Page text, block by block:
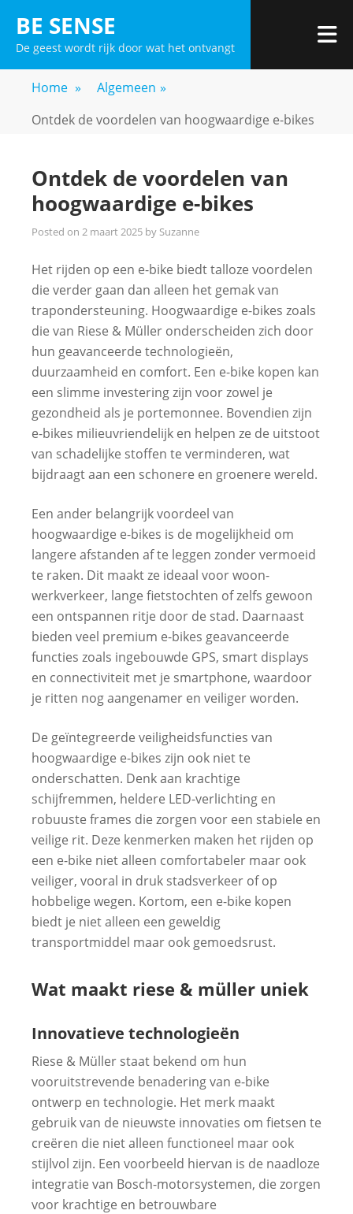
content
BE SENSE
De geest wordt rijk door wat het ontvangt
Home » Algemeen »
Ontdek de voordelen van hoogwaardige e-bikes
Ontdek de voordelen van
hoogwaardige e-bikes
Posted on 2 maart 2025 by Suzanne
Het rijden op een e-bike biedt talloze voordelen
die verder gaan dan alleen het gemak van
trapondersteuning. Hoogwaardige e-bikes zoals
die van Riese & Müller onderscheiden zich door
hun geavanceerde technologieën,
duurzaamheid en comfort. Een e-bike kopen kan
een slimme investering zijn voor zowel je
gezondheid als je portemonnee. Bovendien zijn
e-bikes milieuvriendelijk en helpen ze de uitstoot
van schadelijke stoffen te verminderen, wat
bijdraagt aan een schonere en groenere wereld.
Een ander belangrijk voordeel van
hoogwaardige e-bikes is de mogelijkheid om
langere afstanden af te leggen zonder vermoeid
te raken. Dit maakt ze ideaal voor woon-
werkverkeer, lange fietstochten of zelfs gewoon
een ontspannen ritje door de stad. Daarnaast
bieden veel premium e-bikes geavanceerde
functies zoals ingebouwde GPS, smart displays
en connectiviteit met je smartphone, waardoor
je ritten nog aangenamer en veiliger worden.
De geïntegreerde veiligheidsfuncties van
hoogwaardige e-bikes zijn ook niet te
onderschatten. Denk aan krachtige
schijfremmen, heldere LED-verlichting en
robuuste frames die zorgen voor een stabiele en
veilige rit. Deze kenmerken maken het rijden op
een e-bike niet alleen comfortabeler maar ook
veiliger, vooral in druk stadsverkeer of op
hobbelige wegen. Kortom, een e-bike kopen
biedt je niet alleen een geweldig
transportmiddel maar ook gemoedsrust.
Wat maakt riese & müller uniek
Innovatieve technologieën
Riese & Müller staat bekend om hun
vooruitstrevende benadering van e-bike
ontwerp en technologie. Het merk maakt
gebruik van de nieuwste innovaties om fietsen te
creëren die niet alleen functioneel maar ook
stijlvol zijn. Een voorbeeld hiervan is de naadloze
integratie van Bosch-motorsystemen, die zorgen
voor krachtige en betrouwbare